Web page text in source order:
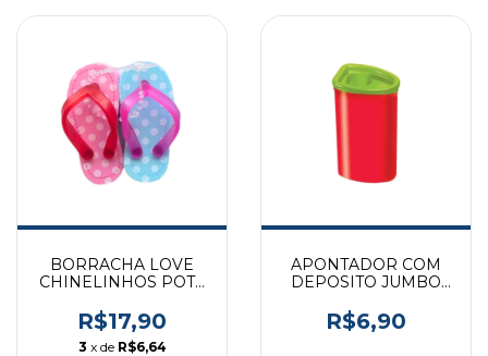
BORRACHA LOVE
CHINELINHOS POTE
R$17,90
3 x de R$6,64
APONTADOR COM
DEPOSITO JUMBO
R$6,90